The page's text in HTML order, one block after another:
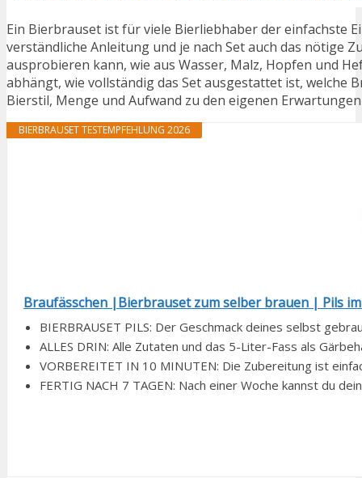
Ein Bierbrauset ist für viele Bierliebhaber der einfachste
verständliche Anleitung und je nach Set auch das nötige
ausprobieren kann, wie aus Wasser, Malz, Hopfen und
abhängt, wie vollständig das Set ausgestattet ist, welche
Bierstil, Menge und Aufwand zu den eigenen
BIERBRAUSET TESTEMPFEHLUNG 2026
Braufässchen |Bierbrauset zum selber brauen | Pils
BIERBRAUSET PILS: Der Geschmack deines selbst
ALLES DRIN: Alle Zutaten und das 5-Liter-Fass als
VORBEREITET IN 10 MINUTEN: Die Zubereitung ist
FERTIG NACH 7 TAGEN: Nach einer Woche kannst du